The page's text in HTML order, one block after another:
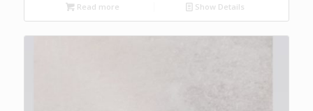
Read more Show Details